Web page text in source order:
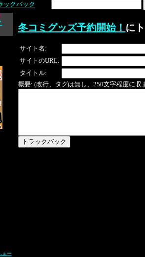
ックバック
ぁー
冬コミグッズ予約開始！ に
サイト名:
サイトのURL:
タイトル:
概要: (改行、タグは無し、250文字程度に収